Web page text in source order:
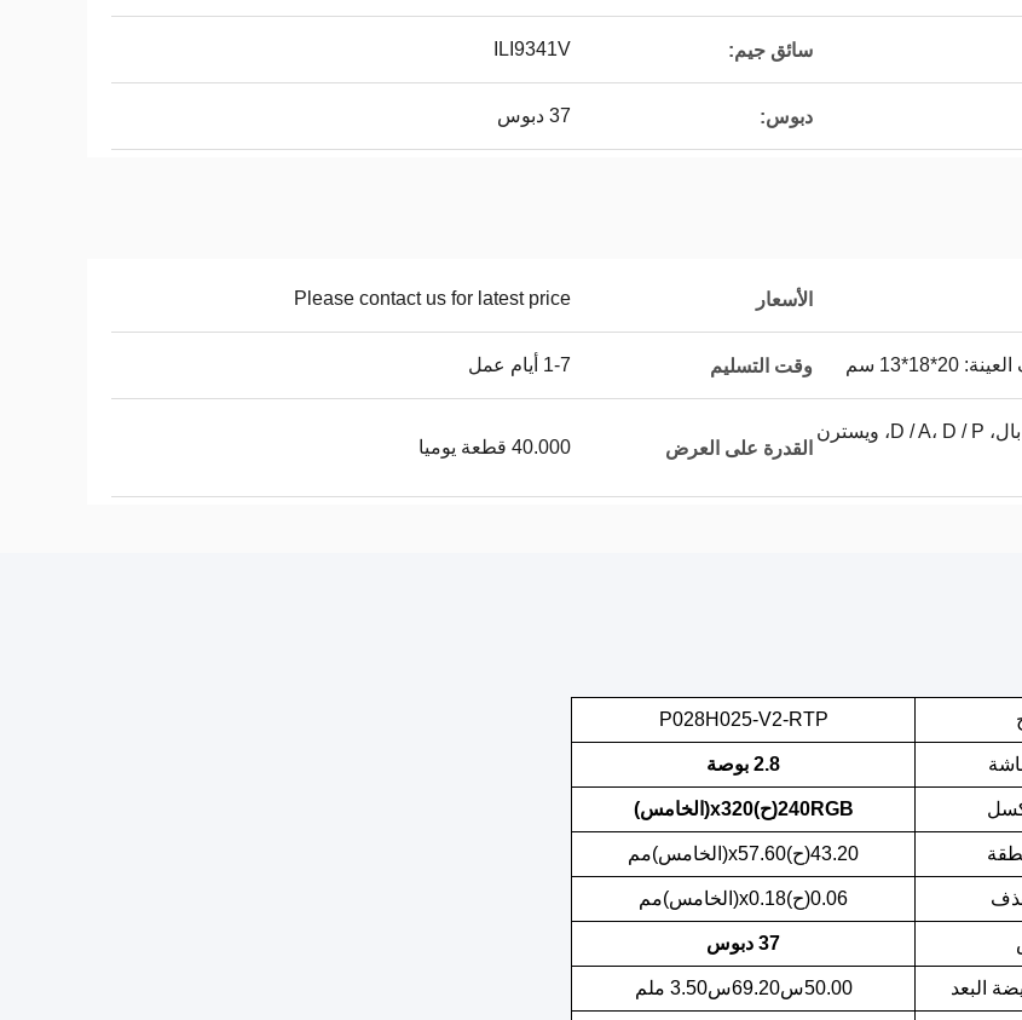
سائق جيم: ILI9341V
دبوس: 37 دبوس
الأسعار Please contact us for latest price
وقت التسليم 1-7 أيام عمل
T / T، L / C، بطاقة الائتمان، باي بال، D / A، D / P، ويسترن
القدرة على العرض 40.000 قطعة يوميا
P028H025-V2-RTP
2.8 بوصة
240RGB(ح)x 320 (الخامس)
43.20(ح)x57.60 (الخامس)مم
0.06(ح)x0.18 (الخامس)مم
37 دبوس
البعد 50.00س69.20س3.50 ملم